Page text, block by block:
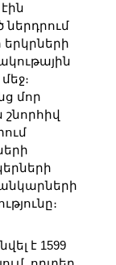
ներդրում
մոր
է 1599